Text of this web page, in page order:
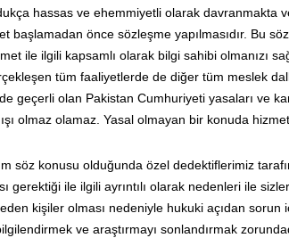
hassas ve ehemmiyetli olarak davranmakta
başlamadan önce sözleşme yapılmasıdır. Bu
ile ilgili kapsamlı olarak bilgi sahibi olmanızı
tüm faaliyetlerde de diğer tüm meslek
geçerli olan Pakistan Cumhuriyeti yasaları ve
olmaz olamaz. Yasal olmayan bir konuda
söz konusu olduğunda özel dedektiflerimiz
gerektiği ile ilgili ayrıntılı olarak nedenleri ile
kişiler olması nedeniyle hukuki açıdan
ve araştırmayı sonlandırmak